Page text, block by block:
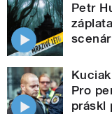
Petr
Pro
práskl